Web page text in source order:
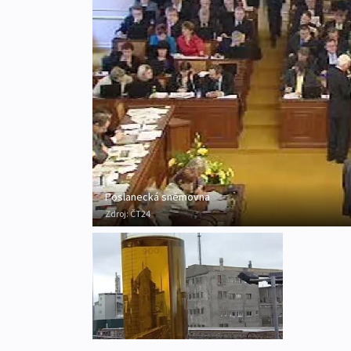
Poslanecká sněmovna
Zdroj:ČT24